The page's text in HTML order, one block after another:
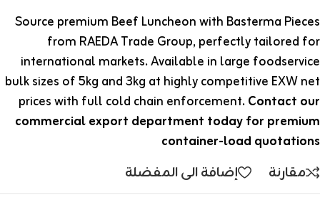
Source premium Beef Luncheon with Basterma Pieces
from RAEDA Trade Group, perfectly tailored for
international markets. Available in large foodservice
bulk sizes of 5kg and 3kg at highly competitive EXW net
prices with full cold chain enforcement.Contact our
commercial export department today for premium
container-load quotations
مقارنة
إضافة الى المفضلة